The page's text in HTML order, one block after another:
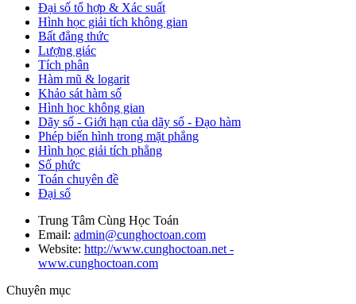
Đại số tổ hợp & Xác suất
Hình học giải tích không gian
Bất đẳng thức
Lượng giác
Tích phân
Hàm mũ & logarit
Khảo sát hàm số
Hình học không gian
Dãy số - Giới hạn của dãy số - Đạo hàm
Phép biến hình trong mặt phẳng
Hình học giải tích phẳng
Số phức
Toán chuyên đề
Đại số
Trung Tâm Cùng Học Toán
Email: admin@cunghoctoan.com
Website: http://www.cunghoctoan.net -
www.cunghoctoan.com
Chuyên mục